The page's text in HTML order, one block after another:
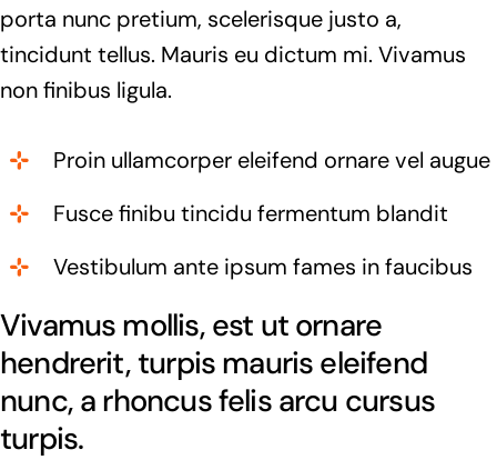
porta nunc pretium, scelerisque justo a,
tincidunt tellus. Mauris eu dictum mi. Vivamus
non finibus ligula.
Proin ullamcorper eleifend ornare vel augue
Fusce finibu tincidu fermentum blandit
Vestibulum ante ipsum fames in faucibus
Vivamus mollis, est ut ornare
hendrerit, turpis mauris eleifend
nunc, a rhoncus felis arcu cursus
turpis.